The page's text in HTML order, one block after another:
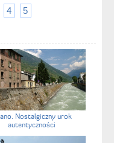
4 5
Nostalgiczny urok
autentyczności